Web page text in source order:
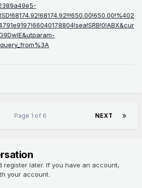
NEXT
Page 1 of 6
register later. If you have an account,
your account.